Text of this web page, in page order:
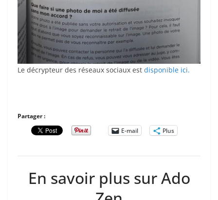
Le décrypteur des réseaux sociaux est disponible ici.
Partager :
E-mail
Plus
En savoir plus sur Ado